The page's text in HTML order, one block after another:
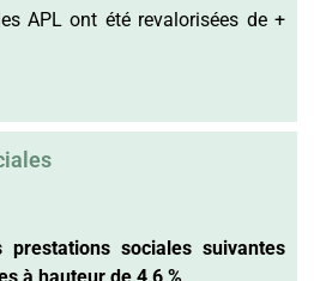
APL ont été revalorisées de +
prestations sociales suivantes
à hauteur de 4,6 %